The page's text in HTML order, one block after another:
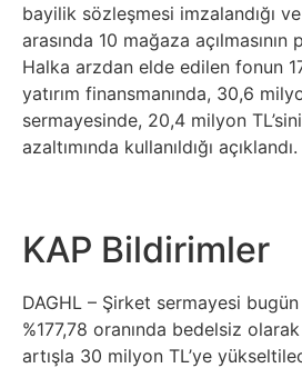
bayilik sözleşmesi imzalandığı
arasında 10 mağaza açılmasının
Halka arzdan elde edilen fonun
yatırım finansmanında, 30,6
sermayesinde, 20,4 milyon
azaltımında kullanıldığı açıklandı.
KAP Bildirimler
DAGHL – Şirket sermayesi
%177,78 oranında bedelsiz
artışla 30 milyon TL’ye